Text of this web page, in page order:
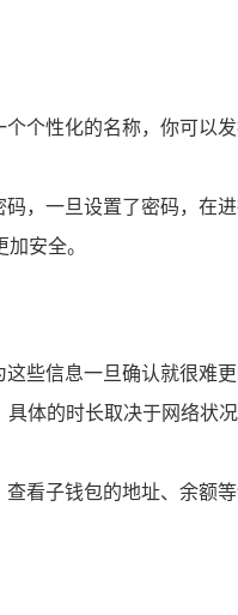
个性化的名称，你可以
，一旦设置了密码，在
安全。
信息一旦确认就很难
体的时长取决于网络状
看子钱包的地址、余额